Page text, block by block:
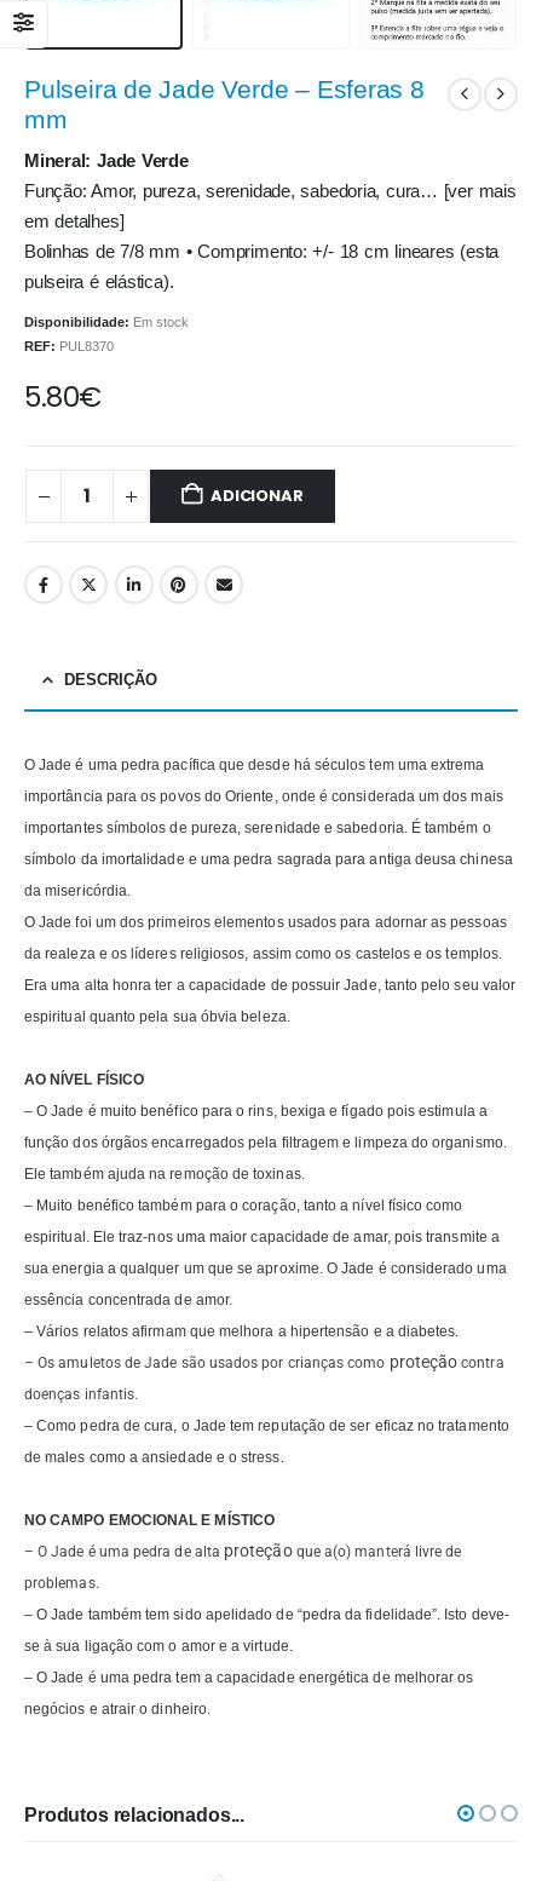
Pulseira de Jade Verde – Esferas 8
mm
Mineral: Jade Verde
Função: Amor, pureza, serenidade, sabedoria, cura… [ver mais
em detalhes]
Bolinhas de 7/8 mm • Comprimento: +/- 18 cm lineares (esta
pulseira é elástica).
Disponibilidade: Em stock
REF: PUL8370
5.80€
ADICIONAR
DESCRIÇÃO
O Jade é uma pedra pacífica que desde há séculos tem uma extrema
importância para os povos do Oriente, onde é considerada um dos mais
importantes símbolos de pureza, serenidade e sabedoria. É também o
símbolo da imortalidade e uma pedra sagrada para antiga deusa chinesa
da misericórdia.
O Jade foi um dos primeiros elementos usados para adornar as pessoas
da realeza e os líderes religiosos, assim como os castelos e os templos.
Era uma alta honra ter a capacidade de possuir Jade, tanto pelo seu valor
espiritual quanto pela sua óbvia beleza.
AO NÍVEL FÍSICO
– O Jade é muito benéfico para o rins, bexiga e fígado pois estimula a
função dos órgãos encarregados pela filtragem e limpeza do organismo.
Ele também ajuda na remoção de toxinas.
– Muito benéfico também para o coração, tanto a nível físico como
espiritual. Ele traz-nos uma maior capacidade de amar, pois transmite a
sua energia a qualquer um que se aproxime. O Jade é considerado uma
essência concentrada de amor.
– Vários relatos afirmam que melhora a hipertensão e a diabetes.
– Os amuletos de Jade são usados por crianças como proteção contra
doenças infantis.
– Como pedra de cura, o Jade tem reputação de ser eficaz no tratamento
de males como a ansiedade e o stress.
NO CAMPO EMOCIONAL E MÍSTICO
– O Jade é uma pedra de alta proteçãoque a(o) manterá livre de
problemas.
– O Jade também tem sido apelidado de “pedra da fidelidade”. Isto deve-
se à sua ligação com o amor e a virtude.
– O Jade é uma pedra tem a capacidade energética de melhorar os
negócios e atrair o dinheiro.
Produtos relacionados...